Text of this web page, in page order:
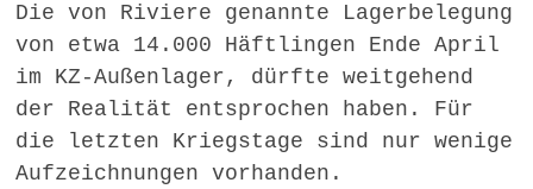
Die von Riviere genannte Lagerbelegung
von etwa 14.000 Häftlingen Ende April
im KZ-Außenlager, dürfte weitgehend
der Realität entsprochen haben. Für
die letzten Kriegstage sind nur wenige
Aufzeichnungen vorhanden.